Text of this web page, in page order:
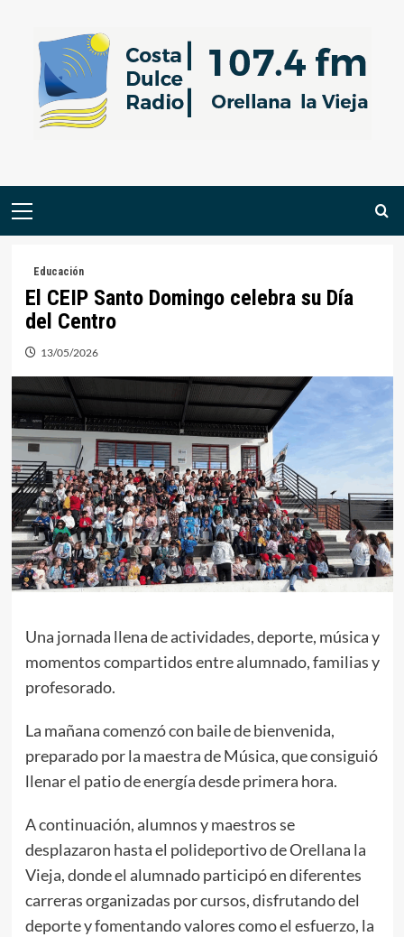
contenido
Menú
Educación
El CEIP Santo Domingo celebra su Día
del Centro
13/05/2026
Una jornada llena de actividades, deporte, música y
momentos compartidos entre alumnado, familias y
profesorado.
La mañana comenzó con baile de bienvenida,
preparado por la maestra de Música, que consiguió
llenar el patio de energía desde primera hora.
A continuación, alumnos y maestros se
desplazaron hasta el polideportivo de Orellana la
Vieja, donde el alumnado participó en diferentes
carreras organizadas por cursos, disfrutando del
deporte y fomentando valores como el esfuerzo, la